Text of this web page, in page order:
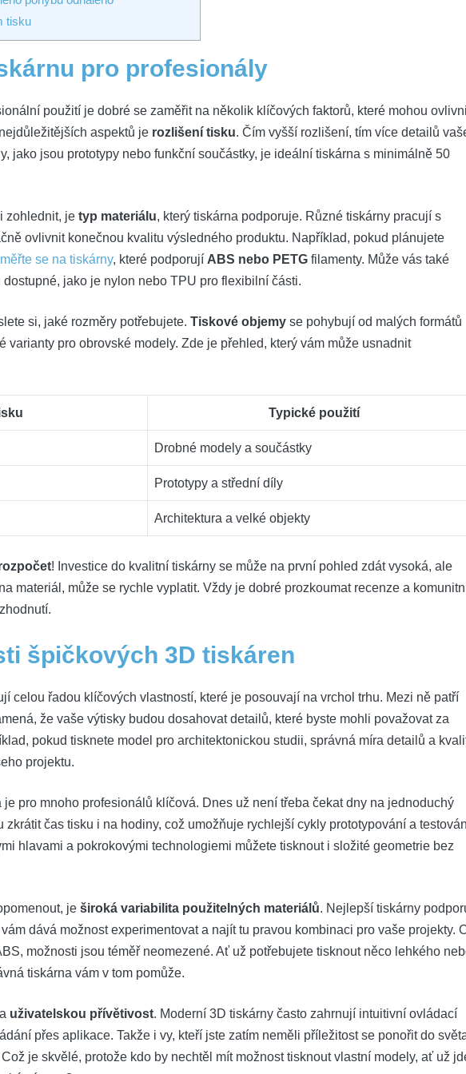
tisku
pro profesionály
použití je dobré se zaměřit na několik klíčových faktorů, které mohou
aspektů je rozlišení tisku. Čím vyšší rozlišení, tím více detailů
jako jsou prototypy nebo funkční součástky, je ideální tiskárna s minimálně 50
zohlednit, je typ materiálu, který tiskárna podporuje. Různé tiskárny pracují s
ovlivnit konečnou kvalitu výsledného produktu. Například, pokud plánujete
se na tiskárny, které podporují ABS nebo PETG filamenty. Může vás také
jako je nylon nebo TPU pro flexibilní části.
si, jaké rozměry potřebujete. Tiskové objemy se pohybují od malých formátů
varianty pro obrovské modely. Zde je přehled, který vám může usnadnit
Typické použití
Drobné modely a součástky
Prototypy a střední díly
Architektura a velké objekty
! Investice do kvalitní tiskárny se může na první pohled zdát vysoká, ale
materiál, může se rychle vyplatit. Vždy je dobré prozkoumat recenze a
špičkových 3D tiskáren
celou řadou klíčových vlastností, které je posouvají na vrchol trhu. Mezi ně patří
že vaše výtisky budou dosahovat detailů, které byste mohli považovat za
pokud tisknete model pro architektonickou studii, správná míra detailů a
projektu.
je pro mnoho profesionálů klíčová. Dnes už není třeba čekat dny na jednoduchý
zkrátit čas tisku i na hodiny, což umožňuje rychlejší cykly prototypování a
hlavami a pokrokovými technologiemi můžete tisknout i složité geometrie bez
je široká variabilita použitelných materiálů. Nejlepší tiskárny
dává možnost experimentovat a najít tu pravou kombinaci pro vaše projekty.
možnosti jsou téměř neomezené. Ať už potřebujete tisknout něco lehkého
tiskárna vám v tom pomůže.
uživatelskou přívětivost. Moderní 3D tiskárny často zahrnují intuitivní ovládací
přes aplikace. Takže i vy, kteří jste zatím neměli příležitost se ponořit do
je skvělé, protože kdo by nechtěl mít možnost tisknout vlastní modely, ať už